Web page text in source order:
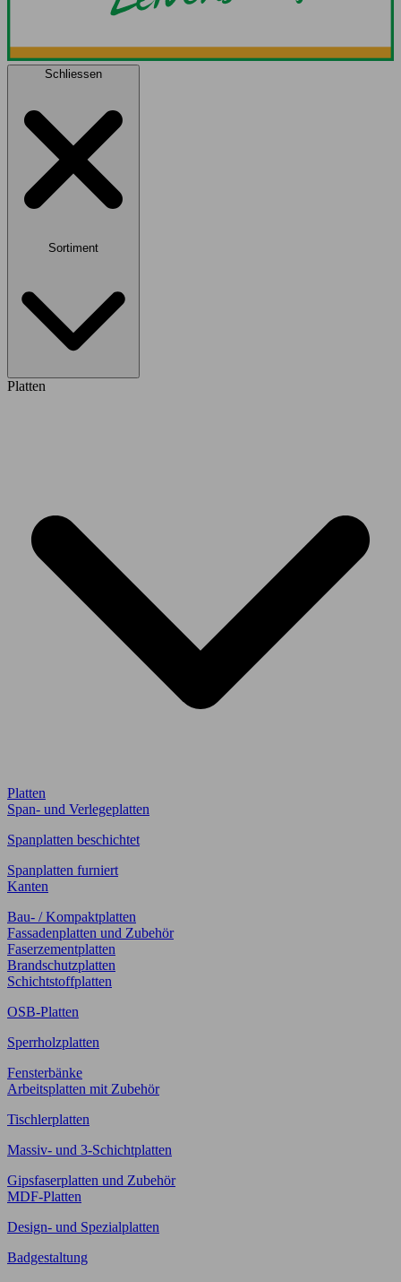
Schliessen
Sortiment
Platten
Platten
Span- und Verlegeplatten
Spanplatten beschichtet
Spanplatten furniert
Kanten
Bau- / Kompaktplatten
Fassadenplatten und Zubehör
Faserzementplatten
Brandschutzplatten
Schichtstoffplatten
OSB-Platten
Sperrholzplatten
Fensterbänke
Arbeitsplatten mit Zubehör
Tischlerplatten
Massiv- und 3-Schichtplatten
Gipsfaserplatten und Zubehör
MDF-Platten
Design- und Spezialplatten
Badgestaltung